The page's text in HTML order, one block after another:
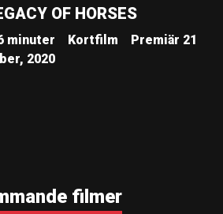
OF HORSES
minuter Kortfilm
Premiär 21
2020
filmer